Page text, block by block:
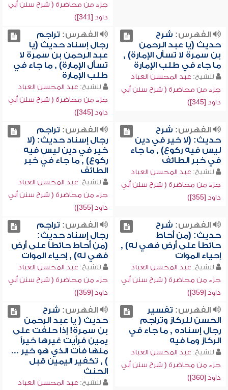
جزء من محاضرة ( شرح سنن أبي
داود [341])
الفهرس: شرح
حديث (يا عبد الرحمن
بن سمرة لا تسأل الإمارة) ,
ما جاء في طلب الإمارة
للشيخ: عبد المحسن العباد
جزء من محاضرة ( شرح سنن أبي
داود [345])
الفهرس: تراجم
رجال إسناد حديث (يا
عبد الرحمن بن سمرة لا
تسأل الإمارة) , ما جاء في
طلب الإمارة
للشيخ: عبد المحسن العباد
جزء من محاضرة ( شرح سنن أبي
داود [345])
الفهرس: شرح
حديث: (لا خير في دين
ليس فيه ركوع) , ما جاء
في خبر الطائف
للشيخ: عبد المحسن العباد
جزء من محاضرة ( شرح سنن أبي
داود [355])
الفهرس: تراجم
رجال إسناد حديث: (لا
خير في دين ليس فيه
ركوع) , ما جاء في خبر
الطائف
للشيخ: عبد المحسن العباد
جزء من محاضرة ( شرح سنن أبي
داود [355])
الفهرس: شرح
حديث: (من أحاط
حائطاً على أرض فهي له) ,
إحياء الموات
للشيخ: عبد المحسن العباد
جزء من محاضرة ( شرح سنن أبي
داود [359])
الفهرس: تراجم
رجال إسناد حديث:
(من أحاط حائطاً على أرض
فهي له) , إحياء الموات
للشيخ: عبد المحسن العباد
جزء من محاضرة ( شرح سنن أبي
داود [359])
الفهرس: تفسير
الحسن للركاز وتراجم
رجال إسناده , ما جاء في
الركاز وما فيه
للشيخ: عبد المحسن العباد
جزء من محاضرة ( شرح سنن أبي
داود [360])
الفهرس: شرح
حديث ( يا عبد الرحمن
بن سمرة! إذا حلفت على
يمين فرأيت غيرها خيراً
منها فأت الذي هو خير ...
) , تكفير اليمين قبل
الحنث
للشيخ: عبد المحسن العباد